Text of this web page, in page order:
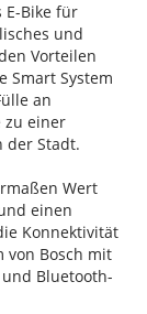
E-Bike für
und
Vorteilen
Smart System
an
zu einer
der Stadt.
Wert
einen
Konnektivität
von Bosch mit
Bluetooth-